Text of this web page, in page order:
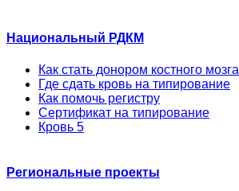
Национальный РДКМ
Как стать донором костного мозга
Где сдать кровь на типирование
Как помочь регистру
Сертификат на типирование
Кровь 5
Региональные проекты